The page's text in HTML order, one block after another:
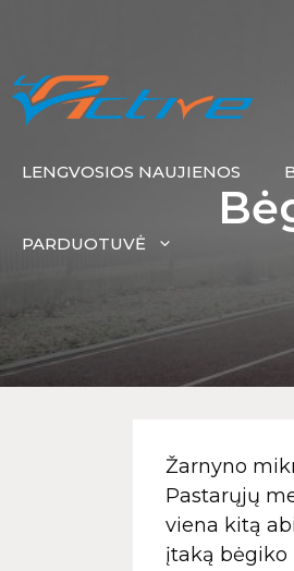
LENGVOSIOS NAUJIENOS
PARDUOTUVĖ
Žarnyno
Pastarųjų
viena kitą
įtaką bėgiko